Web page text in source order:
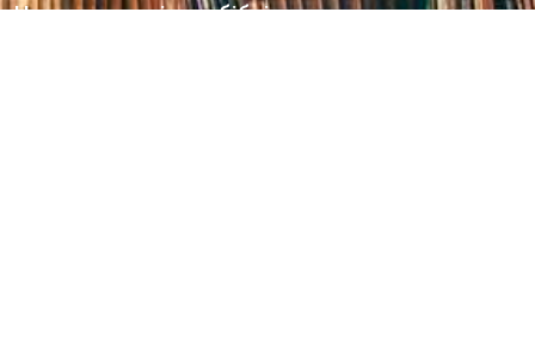
Центральна міська бібліотека